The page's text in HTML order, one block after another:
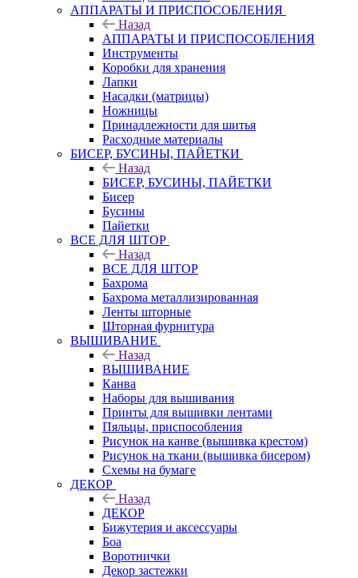
АППАРАТЫ И ПРИСПОСОБЛЕНИЯ
Назад
АППАРАТЫ И ПРИСПОСОБЛЕНИЯ
Инструменты
Коробки для хранения
Лапки
Насадки (матрицы)
Ножницы
Принадлежности для шитья
Расходные материалы
БИСЕР, БУСИНЫ, ПАЙЕТКИ
Назад
БИСЕР, БУСИНЫ, ПАЙЕТКИ
Бисер
Бусины
Пайетки
ВСЕ ДЛЯ ШТОР
Назад
ВСЕ ДЛЯ ШТОР
Бахрома
Бахрома металлизированная
Ленты шторные
Шторная фурнитура
ВЫШИВАНИЕ
Назад
ВЫШИВАНИЕ
Канва
Наборы для вышивания
Принты для вышивки лентами
Пяльцы, приспособления
Рисунок на канве (вышивка крестом)
Рисунок на ткани (вышивка бисером)
Схемы на бумаге
ДЕКОР
Назад
ДЕКОР
Бижутерия и аксессуары
Боа
Воротнички
Декор застежки